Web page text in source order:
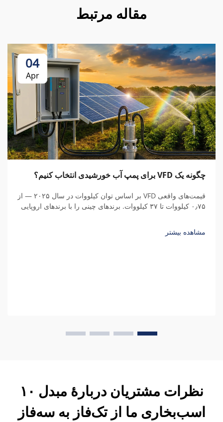
مقاله مرتبط
04
Apr
چگونه یک VFD برای پمپ آب خورشیدی انتخاب کنیم؟
قیمت‌های واقعی VFD بر اساس توان کیلووات در سال ۲۰۲۵ — از
۰٫۷۵ کیلووات تا ۳۷ کیلووات. برندهای چینی را با برندهای اروپایی
محاسبه کنید.
مشاهده بیشتر
نظرات مشتریان دربارهٔ مبدل ۱۰
اسب‌بخاری ما از تک‌فاز به سه‌فاز